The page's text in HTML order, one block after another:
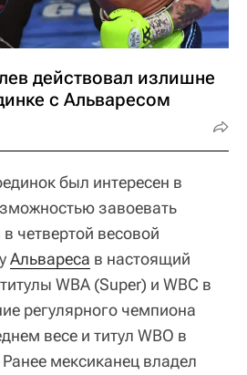
действовал излишне
с Альваресом
был интересен в
завоевать
четвертой весовой
Альвареса в настоящий
WBA (Super) и WBC в
регулярного чемпиона
весе и титул WBO в
мексиканец владел